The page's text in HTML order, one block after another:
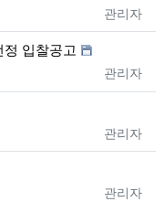
등록자
관리자
입찰공고
등록자
관리자
등록자
관리자
등록자
관리자